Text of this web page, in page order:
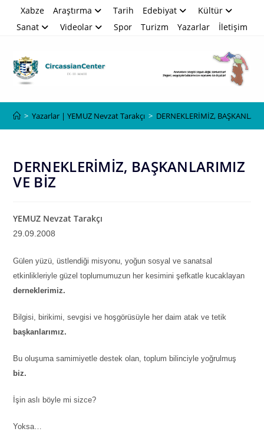
Xabze Araştırma Tarih Edebiyat
Kültür
Sanat
Videolar Spor Turizm Yazarlar İletişim
> Yazarlar | YEMUZ Nevzat Tarakçı > DERNEKLERİMİZ,
DERNEKLERİMİZ, BAŞKANLARIMIZ
VE BİZ
YEMUZ Nevzat Tarakçı
29.09.2008
Gülen yüzü, üstlendiği misyonu, yoğun sosyal ve sanatsal
etkinlikleriyle güzel toplumumuzun her kesimini şefkatle kucaklayan
derneklerimiz.
Bilgisi, birikimi, sevgisi ve hoşgörüsüyle her daim atak ve tetik
başkanlarımız.
Bu oluşuma samimiyetle destek olan, toplum bilinciyle yoğrulmuş
biz.
İşin aslı böyle mi sizce?
Yoksa…